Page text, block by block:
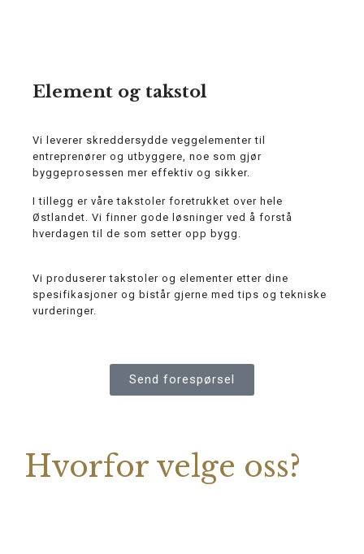
Element og takstol
Vi leverer skreddersydde veggelementer til
entreprenører og utbyggere, noe som gjør
byggeprosessen mer effektiv og sikker.
I tillegg er våre takstoler foretrukket over hele
Østlandet. Vi finner gode løsninger ved å forstå
hverdagen til de som setter opp bygg.
Vi produserer takstoler og elementer etter dine
spesifikasjoner og bistår gjerne med tips og tekniske
vurderinger.
Send forespørsel
Hvorfor velge oss?